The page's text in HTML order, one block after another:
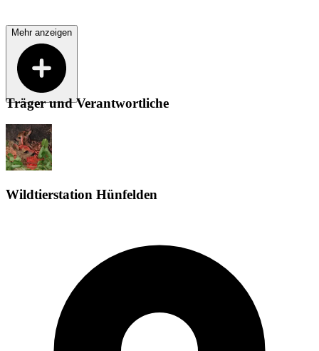
Mehr anzeigen
Träger und Verantwortliche
Wildtierstation Hünfelden